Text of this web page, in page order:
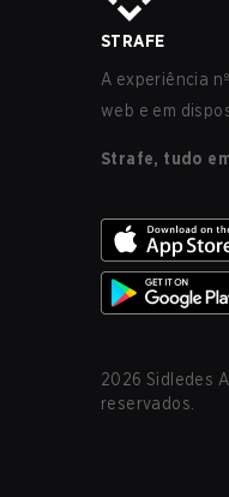
STRAFE
A experiência
web e em
Strafe, tudo
2026 Sidledes
reservados.